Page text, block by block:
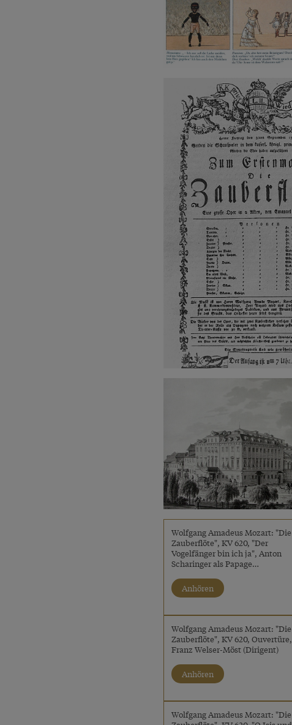
Wolfgang Amadeus Mozart: "Die
Zauberflöte", KV 620, "Der
Vogelfänger bin ich ja", Anton
Scharinger als Papage…
Anhören
Wolfgang Amadeus Mozart: "Die
Zauberflöte", KV 620, Ouvertüre,
Franz Welser-Möst (Dirigent)
Anhören
Wolfgang Amadeus Mozart: "Die